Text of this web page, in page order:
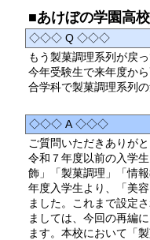
■あけぼの学園高
◇◇◇ Q ◇◇◇
もう製菓調理系列が戻
今年受験生で来年度か
合学科で製菓調理系列
◇◇◇ A ◇◇◇
ご質問いただきありがと
令和７年度以前の入学
飾」「製菓調理」「情
年度入学生より、「美
ました。これまで設定
ましては、今回の再編
ます。本校において「